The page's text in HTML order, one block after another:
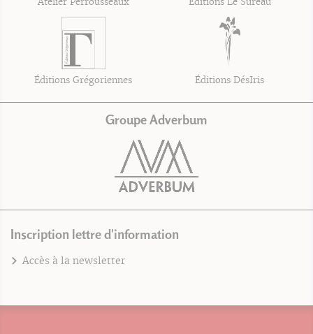
Éditions Grégoriennes Éditions DésIris
Groupe Adverbum
Inscription lettre d'information
Accès à la newsletter